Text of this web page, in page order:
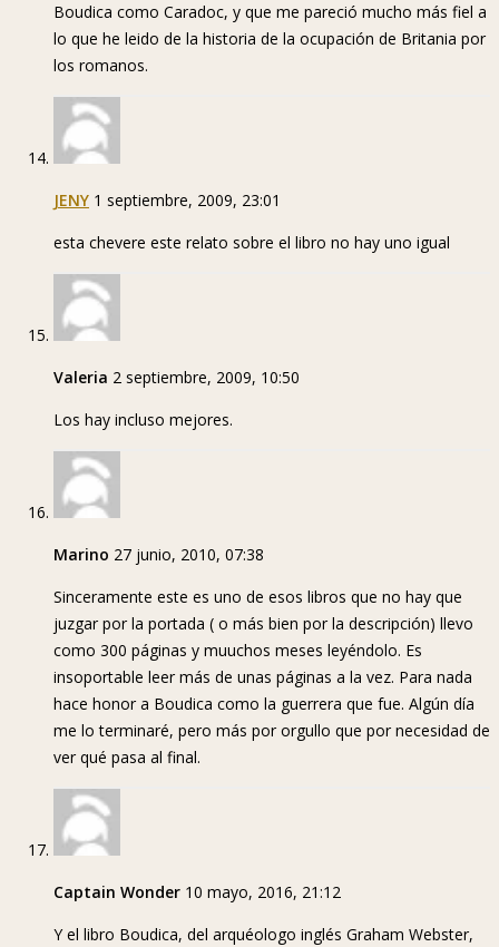
Boudica como Caradoc, y que me pareció mucho más fiel a
lo que he leido de la historia de la ocupación de Britania por
los romanos.
JENY 1 septiembre, 2009, 23:01
esta chevere este relato sobre el libro no hay uno igual
Valeria 2 septiembre, 2009, 10:50
Los hay incluso mejores.
Marino 27 junio, 2010, 07:38
Sinceramente este es uno de esos libros que no hay que
juzgar por la portada ( o más bien por la descripción) llevo
como 300 páginas y muuchos meses leyéndolo. Es
insoportable leer más de unas páginas a la vez. Para nada
hace honor a Boudica como la guerrera que fue. Algún día
me lo terminaré, pero más por orgullo que por necesidad de
ver qué pasa al final.
Captain Wonder 10 mayo, 2016, 21:12
Y el libro Boudica, del arquéologo inglés Graham Webster,